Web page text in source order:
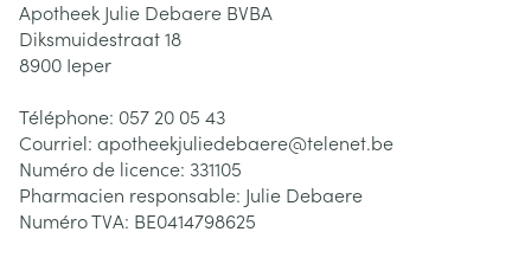
Apotheek Julie Debaere BVBA
Diksmuidestraat 18
8900 Ieper
Téléphone: 057 20 05 43
Courriel: apotheekjuliedebaere@telenet.be
Numéro de licence: 331105
Pharmacien responsable: Julie Debaere
Numéro TVA: BE0414798625